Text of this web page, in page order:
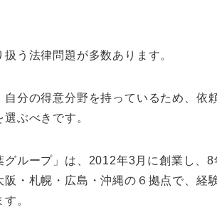
う法律問題が多数あります。
分の得意分野を持っているため、依
ぶべきです。
ループ」は、2012年3月に創業し、
・札幌・広島・沖縄の６拠点で、経
。